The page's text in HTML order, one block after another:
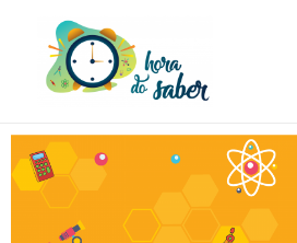
Hora do Saber